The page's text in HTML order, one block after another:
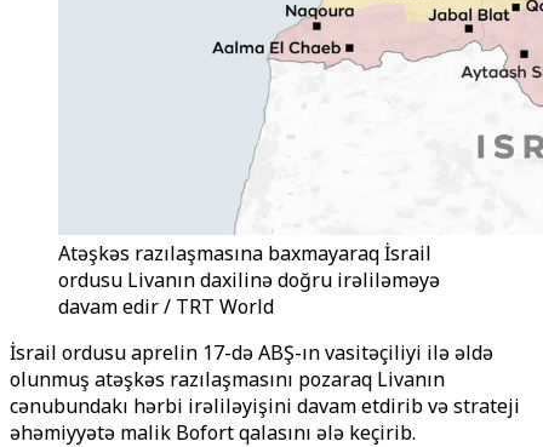
Atəşkəs razılaşmasına baxmayaraq İsrail
ordusu Livanın daxilinə doğru irəliləməyə
davam edir / TRT World
İsrail ordusu aprelin 17-də ABŞ-ın vasitəçiliyi ilə əldə
olunmuş atəşkəs razılaşmasını pozaraq Livanın
cənubundakı hərbi irəliləyişini davam etdirib və strateji
əhəmiyyətə malik Bofort qalasını ələ keçirib.